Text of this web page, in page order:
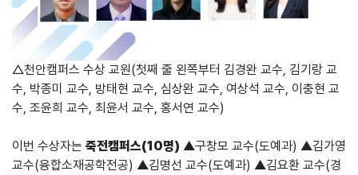
△천안캠퍼스 수상 교원(첫째 줄 왼쪽부터 김경완 교수, 김기랑 교
수, 박종미 교수, 방태현 교수, 심상완 교수, 여상석 교수, 이충현 교
수, 조윤희 교수, 최윤서 교수, 홍서연 교수)
이번 수상자는 죽전캠퍼스(10명) ▲구창모 교수(도예과) ▲김가영
교수(융합소재공학전공) ▲김명선 교수(도예과) ▲김요환 교수(경